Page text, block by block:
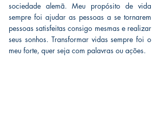
sociedade alemã. Meu propósito de vida
sempre foi ajudar as pessoas a se tornarem
pessoas satisfeitas consigo mesmas e realizar
seus sonhos. Transformar vidas sempre foi o
meu forte, quer seja com palavras ou ações.